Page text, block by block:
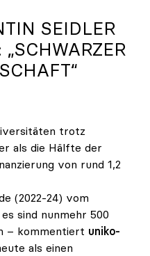
SEIDLER
trotz
als die Hälfte der
von rund 1,2
(2022-24) vom
sind nunmehr 500
– kommentiert uniko-
als einen